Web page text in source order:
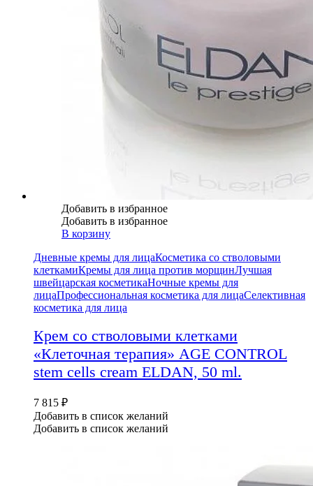
Добавить в избранное
Добавить в избранное
В корзину
Дневные кремы для лицаКосметика со стволовыми
клеткамиКремы для лица против морщинЛучшая
швейцарская косметикаНочные кремы для
лицаПрофессиональная косметика для лицаСелективная
косметика для лица
Крем со стволовыми клетками
«Клеточная терапия» AGE CONTROL
stem cells cream ELDAN, 50 ml.
7 815 ₽
Добавить в список желаний
Добавить в список желаний